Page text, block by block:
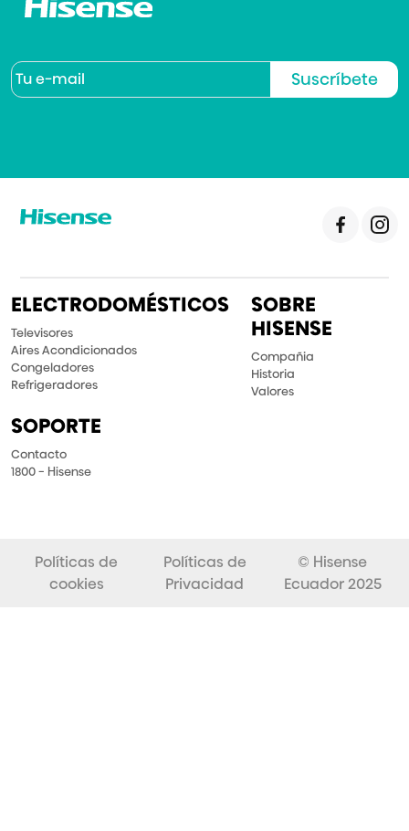
Suscríbete
ELECTRODOMÉSTICOS
Televisores
Aires Acondicionados
Congeladores
Refrigeradores
SOBRE
HISENSE
Compañia
Historia
Valores
SOPORTE
Contacto
1800 - Hisense
Políticas de
cookies
Políticas de
Privacidad
© Hisense
Ecuador 2025